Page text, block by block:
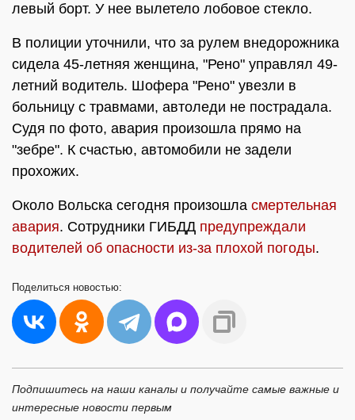
левый борт. У нее вылетело лобовое стекло.
В полиции уточнили, что за рулем внедорожника
сидела 45-летняя женщина, "Рено" управлял 49-
летний водитель. Шофера "Рено" увезли в
больницу с травмами, автоледи не пострадала.
Судя по фото, авария произошла прямо на
"зебре". К счастью, автомобили не задели
прохожих.
Около Вольска сегодня произошла смертельная
авария. Сотрудники ГИБДД предупреждали
водителей об опасности из-за плохой погоды.
Поделиться новостью:
Подпишитесь на наши каналы и получайте самые важные и
интересные новости первым